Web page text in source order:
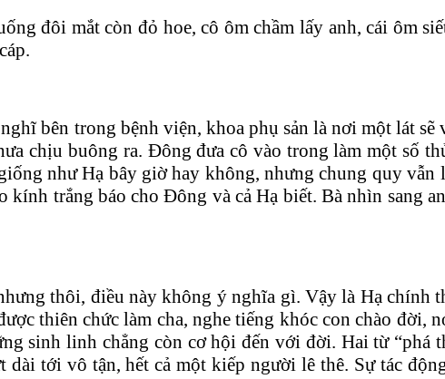
đôi mắt còn đỏ hoe, cô ôm chầm lấy anh, cái ôm
bên trong bệnh viện, khoa phụ sản là nơi một lát
chịu buông ra. Đông đưa cô vào trong làm một số
như Hạ bây giờ hay không, nhưng chung quy
trắng báo cho Đông và cả Hạ biết. Bà nhìn sang
thôi, điều này không ý nghĩa gì. Vậy là Hạ chính
thiên chức làm cha, nghe tiếng khóc con chào đời,
sinh linh chẳng còn cơ hội đến với đời. Hai từ “phá
tới vô tận, hết cả một kiếp người lê thê. Sự tác